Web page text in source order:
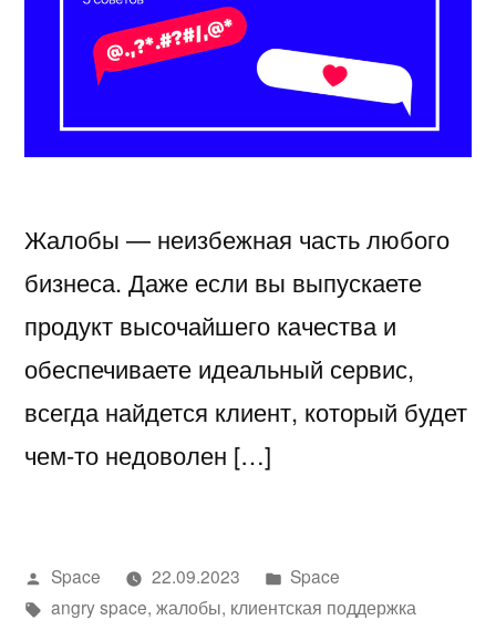
Жалобы — неизбежная часть любого
бизнеса. Даже если вы выпускаете
продукт высочайшего качества и
обеспечиваете идеальный сервис,
всегда найдется клиент, который будет
чем-то недоволен […]
Написано
автором
Space 22.09.2023
Написано
в
Space
Метки:
angry space, жалобы, клиентская поддержка